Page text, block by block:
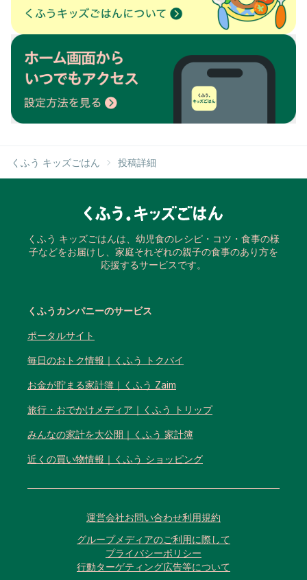
くふう キッズごはん 投稿詳細
くふう キッズごはんは、幼児食のレシピ・コツ・食事の様
子などをお届けし、家庭それぞれの親子の食事のあり方を
応援するサービスです。
くふうカンパニーのサービス
ポータルサイト
毎日のおトク情報｜くふう トクバイ
お金が貯まる家計簿｜くふう Zaim
旅行・おでかけメディア｜くふう トリップ
みんなの家計を大公開｜くふう 家計簿
近くの買い物情報｜くふう ショッピング
運営会社お問い合わせ利用規約
グループメディアのご利用に際して
プライバシーポリシー
行動ターゲティング広告等について